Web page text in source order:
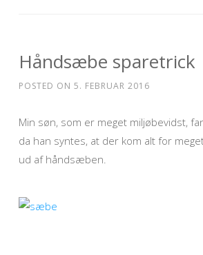
Håndsæbe sparetrick
POSTED ON 5. FEBRUAR 2016
Min søn, som er meget miljøbevidst,
da han syntes, at der kom alt for
ud af håndsæben.